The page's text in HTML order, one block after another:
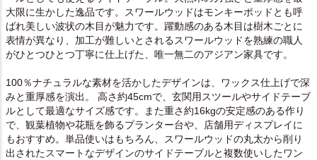
大限に生かした逸品です。スワールウッドはモンキーポッドとも呼
ばれ美しい波状の木目が魅力です。躍動感のある木目は樹木ごとに
表情が異なり、加工が難しいとされるスワールウッドを熟練の職人
がひとつひとつ丁寧に仕上げた、唯一無二のアジアン家具です。
100％ナチュラルな素材を活かしたデザインは、ワックス仕上げで深
みと重厚感を演出。 高さ約45cmで、玄関用スツールやサイドテーブ
ルとして最適なサイズ感です。また重さ約16kgの安定感のある作り
で、観葉植物や花瓶を飾るプランター台や、店舗用ディスプレイに
もおすすめ。単品使いはもちろん、スワールウッドの丸太から削り
出されたスマートなデザインのサイドテーブルと複数使いしたワン